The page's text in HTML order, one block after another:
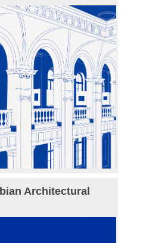
Architectural